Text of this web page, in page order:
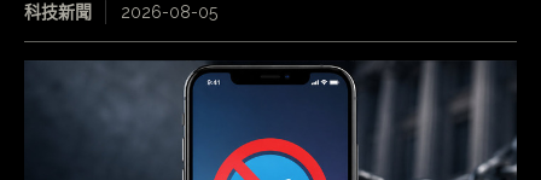
科技新聞 2026-08-05